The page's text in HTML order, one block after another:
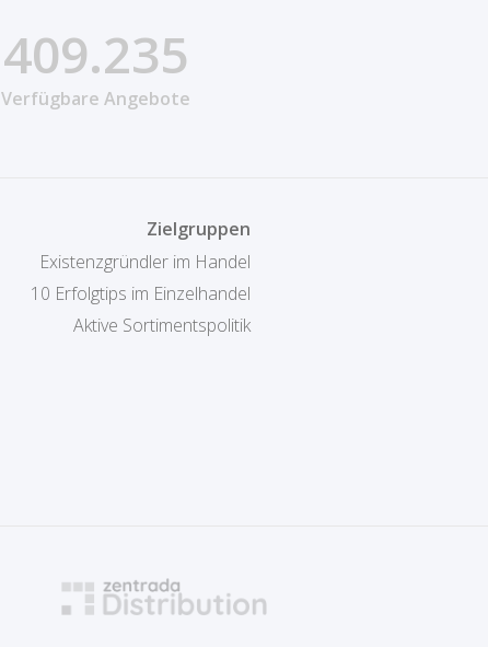
409.235
Verfügbare Angebote
Zielgruppen
Existenzgründler im Handel
10 Erfolgtips im Einzelhandel
Aktive Sortimentspolitik